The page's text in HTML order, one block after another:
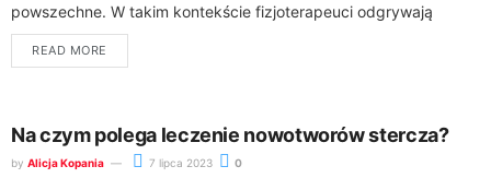
powszechne. W takim kontekście fizjoterapeuci odgrywają
kluczową rolę w poprawie jakości życia wielu...
READ MORE
Na czym polega leczenie nowotworów stercza?
by Alicja Kopania 7 lipca 2023 0